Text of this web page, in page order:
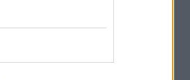
Pålsson